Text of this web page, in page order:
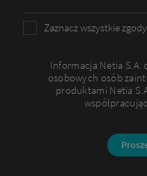
Zaznacz wszystkie zgody
Informacja Netia S.A.
osobowych osób
produktami Netia